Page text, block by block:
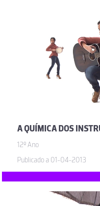
A QUÍMICA DOS
12º Ano
Publicado a 01-04-2013